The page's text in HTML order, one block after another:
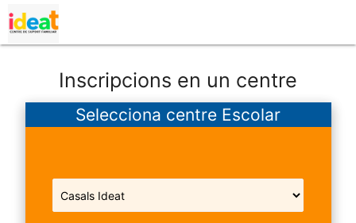
Inscripcions en un centre
Selecciona centre Escolar